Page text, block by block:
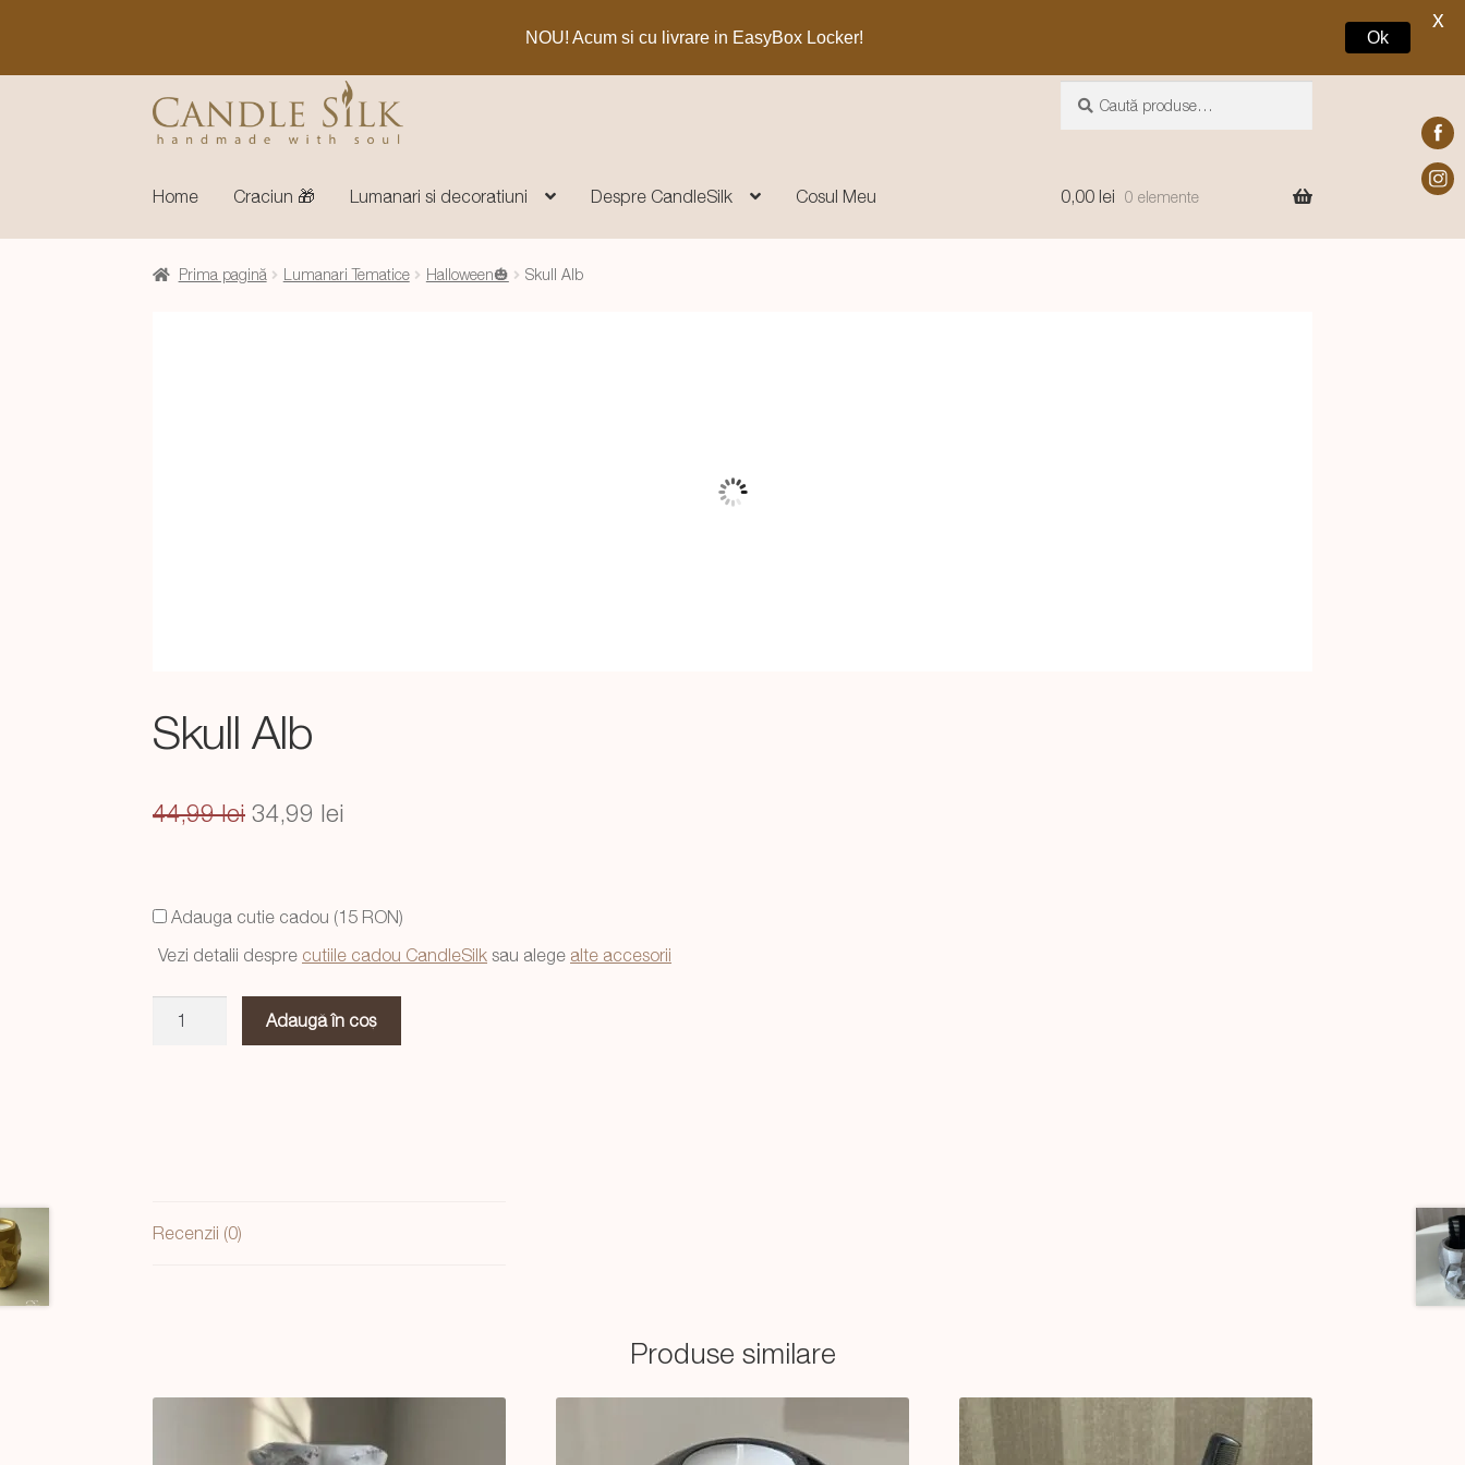
la
navigare
la
conținut
Caută
după:
Home Craciun 🎁 Lumanari si decoratiuni Despre CandleSilk Cosul Meu 0,00 lei 0 elemente
Prima pagină Lumanari Tematice Halloween🎃 Skull Alb
Skull Alb
44,99lei Prețul
fost:
44,99 lei.
34,99 lei
34,99 lei.
Adauga cutie cadou (15 RON)
Vezi detalii despre cutiile cadou CandleSilk sau alege alte accesorii
Adaugă în coș
Recenzii (0)
Produse similare
NOU! Acum si cu livrare in EasyBox Locker! Ok
X